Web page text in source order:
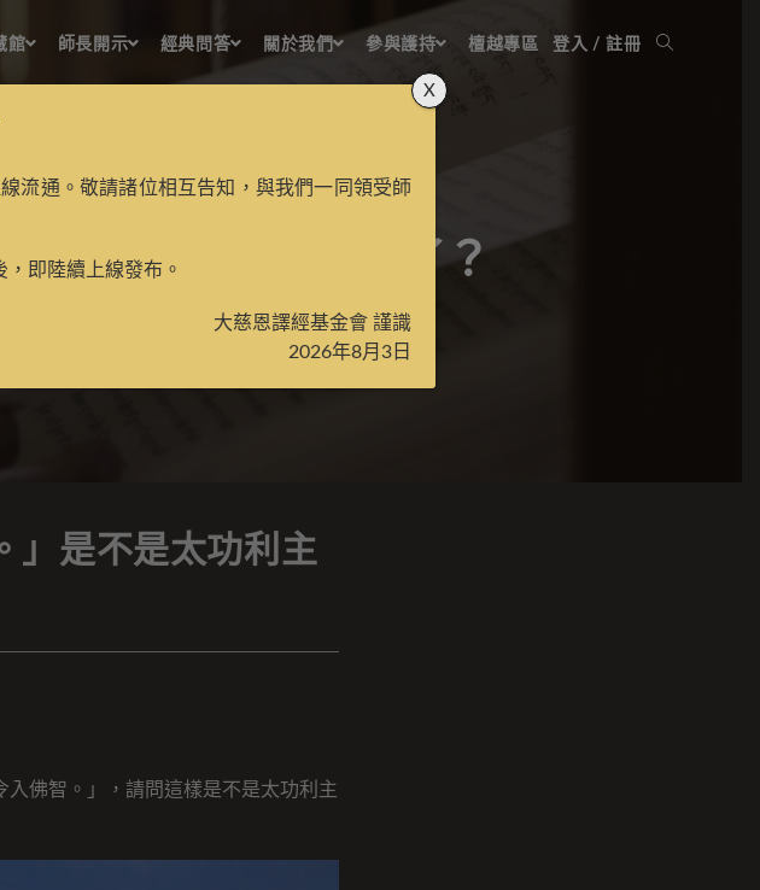
館 師長開示 經典問答 關於我們 參與護持 檀越專區 登入 / 註冊
是不是太功利主義了？
」是不是太功利主
佛智。」，請問這樣是不是太功利主
線流通。敬請諸位相互告知，與我們一同領受師
即陸續上線發布。
大慈恩譯經基金會 謹識
2026年8月3日
X